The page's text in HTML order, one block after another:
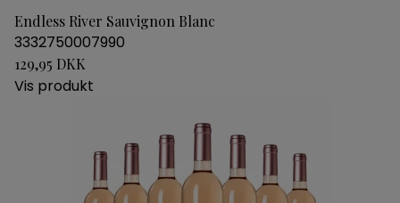
Endless River Sauvignon Blanc
3332750007990
129,95 DKK
Vis produkt